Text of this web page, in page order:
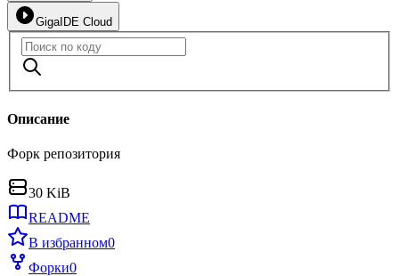
GigaIDE Cloud
Описание
Форк репозитория
30 KiB
README
В избранном0
Форки0